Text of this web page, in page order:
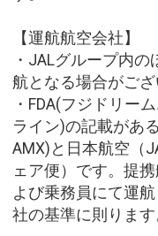
【運航航空会社】
・JALグループ内
航となる場合がござ
・FDA(フジドリー
ライン)の記載があ
AMX)と日本航空（
ェア便）です。提
よび乗務員にて運
社の基準に則ります